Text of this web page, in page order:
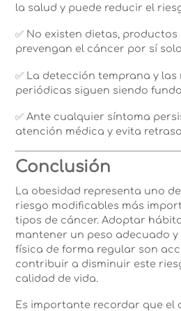
la salud y puede reducir el
✅ No existen dietas,
prevengan el cáncer por sí
✅ La detección temprana y las
periódicas siguen siendo
✅ Ante cualquier síntoma
atención médica y evita
Conclusión
La obesidad representa uno
riesgo modificables más
tipos de cáncer. Adoptar
mantener un peso adecuado
física de forma regular son
contribuir a disminuir este
calidad de vida.
Es importante recordar que el